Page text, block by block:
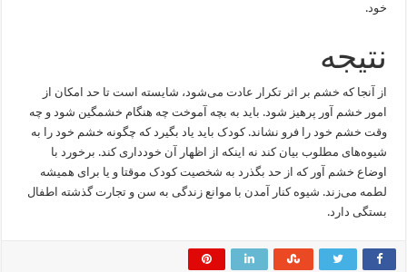
خود.
نتیجه
از آنجا که خشم بر اثر تکرار عادت می‌شود، شایسته است تا حد امکان از
امور خشم آور پرهیز شود. باید به بچه آموخت چه هنگام خشمگین شود و چه
وقت خشم خود را فرو نشاند. کودک باید یاد بگیرد که چگونه خشم خود را به
شیوه‌های مطلوب بیان کند نه اینکه از اظهار آن خودداری کند. برخورد با
اوضاع خشم آور که از حد بگذرد به شخصیت کودک موقتا و یا برای همیشه
لطمه می‌زند. شیوه کنار آمدن با موانع زندگی به سن و تجارت گذشته اطفال
بستگی دارد.